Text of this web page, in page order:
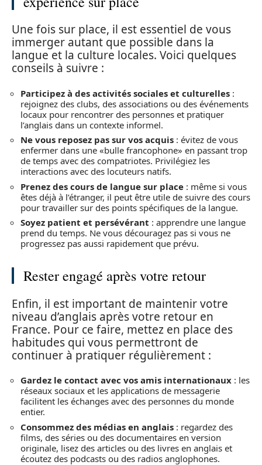
Une fois sur place, il est essentiel de vous
immerger autant que possible dans la
langue et la culture locales. Voici quelques
conseils à suivre :
Participez à des activités sociales et culturelles :
rejoignez des clubs, des associations ou des événements
locaux pour rencontrer des personnes et pratiquer
l’anglais dans un contexte informel.
Ne vous reposez pas sur vos acquis : évitez de vous
enfermer dans une «bulle francophone» en passant trop
de temps avec des compatriotes. Privilégiez les
interactions avec des locuteurs natifs.
Prenez des cours de langue sur place : même si vous
êtes déjà à l’étranger, il peut être utile de suivre des cours
pour travailler sur des points spécifiques de la langue.
Soyez patient et persévérant : apprendre une langue
prend du temps. Ne vous découragez pas si vous ne
progressez pas aussi rapidement que prévu.
Rester engagé après votre retour
Enfin, il est important de maintenir votre
niveau d’anglais après votre retour en
France. Pour ce faire, mettez en place des
habitudes qui vous permettront de
continuer à pratiquer régulièrement :
Gardez le contact avec vos amis internationaux : les
réseaux sociaux et les applications de messagerie
facilitent les échanges avec des personnes du monde
entier.
Consommez des médias en anglais : regardez des
films, des séries ou des documentaires en version
originale, lisez des articles ou des livres en anglais et
écoutez des podcasts ou des radios anglophones.